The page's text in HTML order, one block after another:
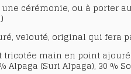
cérémonie, ou à porter
velouté, original qui fera
main en point
(Suri Alpaga), 30 %